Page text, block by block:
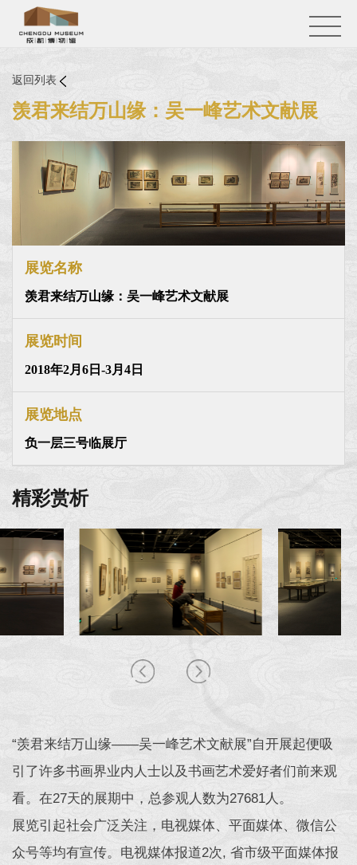
返回列表
羡君来结万山缘：吴一峰艺术文献展
展览名称
羡君来结万山缘：吴一峰艺术文献展
展览时间
2018年2月6日-3月4日
展览地点
负一层三号临展厅
精彩赏析
“羡君来结万山缘——吴一峰艺术文献展”自开展起便吸
引了许多书画界业内人士以及书画艺术爱好者们前来观
看。在27天的展期中，总参观人数为27681人。
展览引起社会广泛关注，电视媒体、平面媒体、微信公
众号等均有宣传。电视媒体报道2次, 省市级平面媒体报